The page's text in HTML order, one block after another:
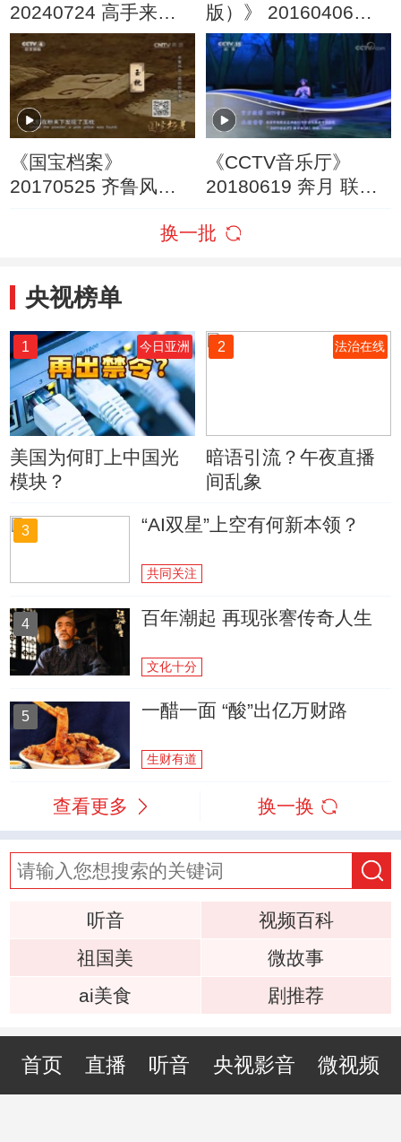
20240724 高手来了·
小小昆虫创财富
版）》 20160406
《红楼梦》成书传世
之谜（四）《红楼
梦》躲过文字狱
《国宝档案》
20170525 齐鲁风云
《CCTV音乐厅》
20180619 奔月 联套
部（一）
换一批
央视榜单
1 今日亚洲
美国为何盯上中国光
模块？
2 法治在线
暗语引流？午夜直播
间乱象
3 “AI双星”上空有何新本领？
共同关注
4 百年潮起 再现张謇传奇人生
文化十分
5 一醋一面 “酸”出亿万财路
生财有道
查看更多 换一换
听音
视频百科
祖国美
微故事
ai美食
剧推荐
首页 直播 听音 央视影音 微视频